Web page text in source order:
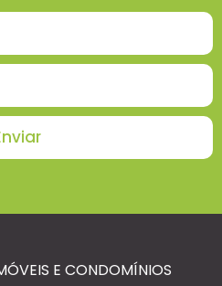
E CONDOMÍNIOS